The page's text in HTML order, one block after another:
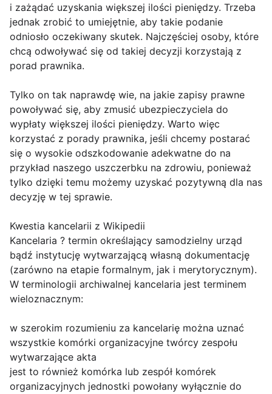
i zażądać uzyskania większej ilości pieniędzy. Trzeba
jednak zrobić to umiejętnie, aby takie podanie
odniosło oczekiwany skutek. Najczęściej osoby, które
chcą odwoływać się od takiej decyzji korzystają z
porad prawnika.
Tylko on tak naprawdę wie, na jakie zapisy prawne
powoływać się, aby zmusić ubezpieczyciela do
wypłaty większej ilości pieniędzy. Warto więc
korzystać z porady prawnika, jeśli chcemy postarać
się o wysokie odszkodowanie adekwatne do na
przykład naszego uszczerbku na zdrowiu, ponieważ
tylko dzięki temu możemy uzyskać pozytywną dla nas
decyzję w tej sprawie.
Kwestia kancelarii z Wikipedii
Kancelaria ? termin określający samodzielny urząd
bądź instytucję wytwarzającą własną dokumentację
(zarówno na etapie formalnym, jak i merytorycznym).
W terminologii archiwalnej kancelaria jest terminem
wieloznacznym:
w szerokim rozumieniu za kancelarię można uznać
wszystkie komórki organizacyjne twórcy zespołu
wytwarzające akta
jest to również komórka lub zespół komórek
organizacyjnych jednostki powołany wyłącznie do